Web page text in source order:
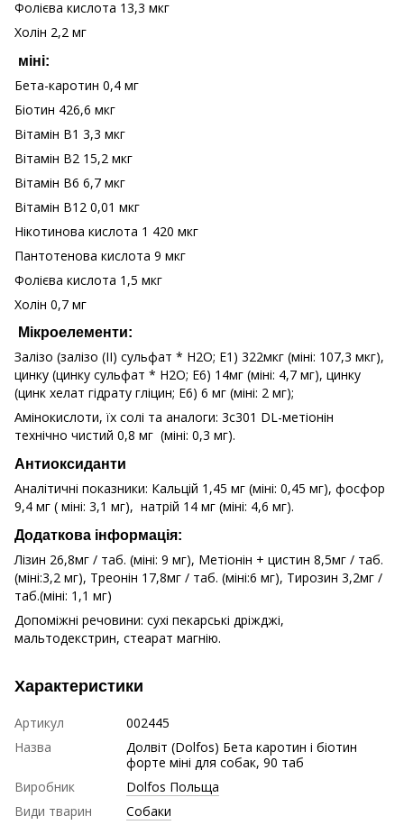
Фолієва кислота 13,3 мкг
Холін 2,2 мг
міні:
Бета-каротин 0,4 мг
Біотин 426,6 мкг
Вітамін B1 3,3 мкг
Вітамін B2 15,2 мкг
Вітамін B6 6,7 мкг
Вітамін B12 0,01 мкг
Нікотинова кислота 1 420 мкг
Пантотенова кислота 9 мкг
Фолієва кислота 1,5 мкг
Холін 0,7 мг
Мікроелементи:
Залізо (залізо (II) сульфат * H2O; E1) 322мкг (міні: 107,3 мкг),
цинку (цинку сульфат * H2O; E6) 14мг (міні: 4,7 мг), цинку
(цинк хелат гідрату гліцин; E6) 6 мг (міні: 2 мг);
Амінокислоти, їх солі та аналоги: 3c301 DL-метіонін
технічно чистий 0,8 мг (міні: 0,3 мг).
Антиоксиданти
Аналітичні показники: Кальцій 1,45 мг (міні: 0,45 мг), фосфор
9,4 мг ( міні: 3,1 мг), натрій 14 мг (міні: 4,6 мг).
Додаткова інформація:
Лізин 26,8мг / таб. (міні: 9 мг), Метіонін + цистин 8,5мг / таб.
(міні:3,2 мг), Треонін 17,8мг / таб. (міні:6 мг), Тирозин 3,2мг /
таб.(міні: 1,1 мг)
Допоміжні речовини: сухі пекарські дріжджі,
мальтодекстрин, стеарат магнію.
Характеристики
Артикул
002445
Назва
Долвіт (Dolfos) Бета каротин і біотин
форте міні для собак, 90 таб
Виробник
Dolfos Польща
Види тварин
Собаки